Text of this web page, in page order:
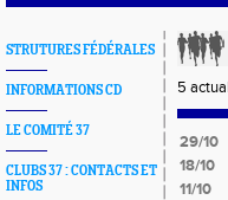
STRUTURES FÉDÉRALES
INFORMATIONS CD
LE COMITÉ 37
CLUBS 37 : CONTACTS ET
INFOS
5
29/10
18/10
11/10